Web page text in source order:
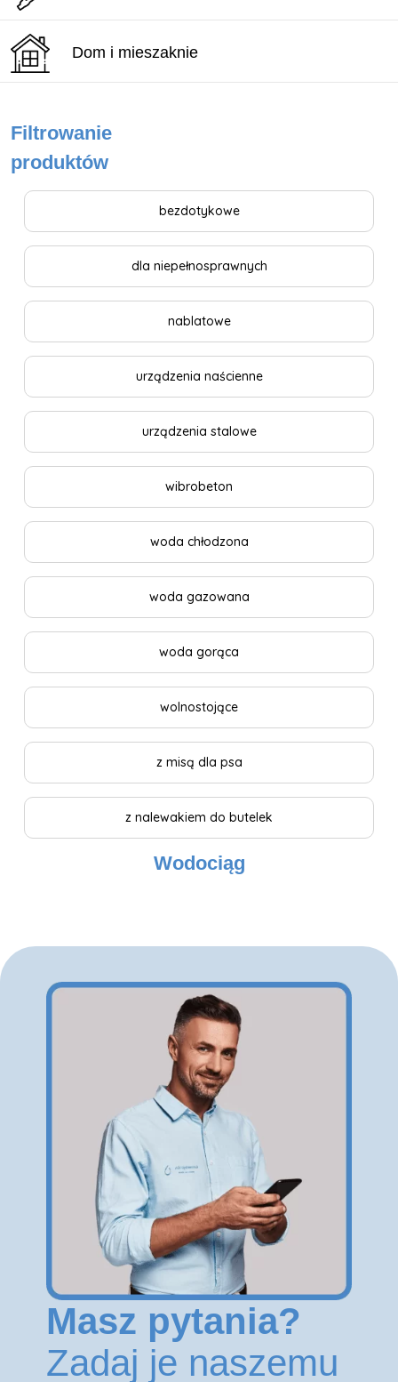
Dom i mieszaknie
Filtrowanie
produktów
bezdotykowe
dla niepełnosprawnych
nablatowe
urządzenia naścienne
urządzenia stalowe
wibrobeton
woda chłodzona
woda gazowana
woda gorąca
wolnostojące
z misą dla psa
z nalewakiem do butelek
Wodociąg
Masz pytania?
Zadaj je naszemu